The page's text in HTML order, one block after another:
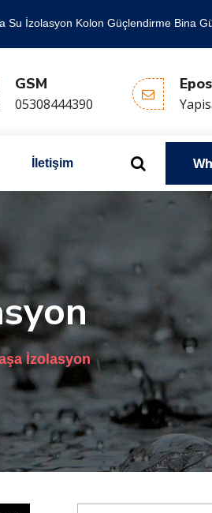
Su İzolasyon Kolon Güçlendirme Bina
GSM
05308444390
İletişim
İzolasyon